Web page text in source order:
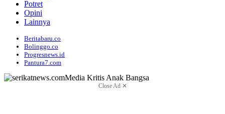
Potret
Opini
Lainnya
Beritabaru.co
Bolinggo.co
Progresnews.id
Pantura7.com
Close Ad ✕